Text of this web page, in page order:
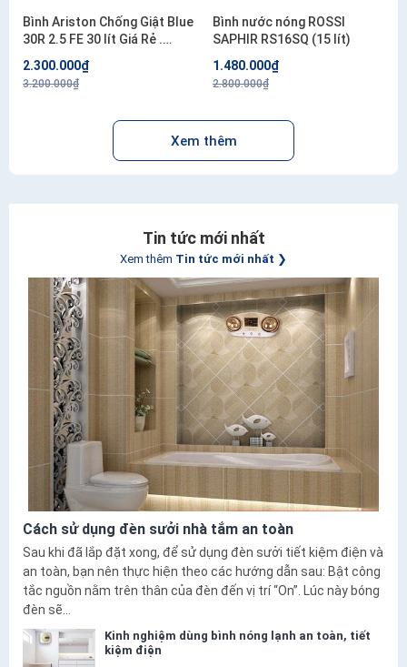
Bình Ariston Chống Giật Blue
30R 2.5 FE 30 lít Giá Rẻ .
2.300.000₫
3.200.000₫
Bình nước nóng ROSSI
SAPHIR RS16SQ (15 lít)
1.480.000₫
2.800.000₫
Xem thêm
Tin tức mới nhất
Xem thêm Tin tức mới nhất ❯
Cách sử dụng đèn sưởi nhà tắm an toàn
Sau khi đã lắp đặt xong, để sử dụng đèn sưởi tiết kiệm điện và
an toàn, bạn nên thực hiện theo các hướng dẫn sau: Bật công
tắc nguồn nằm trên thân của đèn đến vị trí “On”. Lúc này bóng
đèn sẽ...
Kinh nghiệm dùng bình nóng lạnh an toàn, tiết
kiệm điện